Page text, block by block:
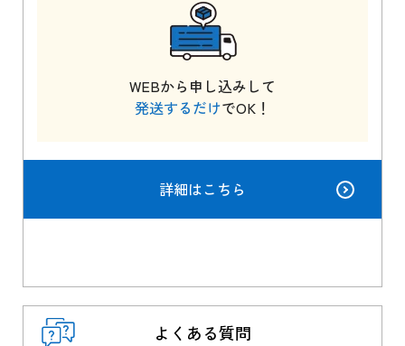
WEBから申し込みして
発送するだけでOK！
詳細はこちら
よくある質問